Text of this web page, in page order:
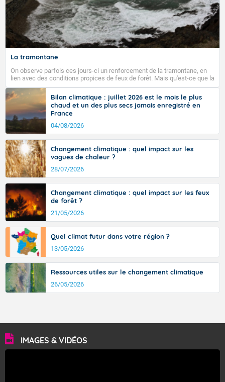
La tramontane
On observe parfois ces jours-ci un renforcement de la tramontane, en
lien avec des conditions propices de feux de forêt. Mais qu'est-ce que la
tramontane ? Quelles sont ses caractéristiques ? La tramontane est un
vent turbulent soufflant de secteur nord-ouest à nord, ou ouest à nord-
ouest, dans un secteur qui part du Roussillon à la vallée de l’Aude et à
l’ouest de l’Hérault. L’étymologie de ce vent vient du latin trasmontanus,
signifiant au-delà des monts, en allusion aux régions montagneuses
d’où provient ce vent.
Bilan climatique : juillet 2026 est le mois le plus
chaud et un des plus secs jamais enregistré en
France
04/08/2026
Changement climatique : quel impact sur les
vagues de chaleur ?
28/07/2026
Changement climatique : quel impact sur les feux
de forêt ?
21/05/2026
Quel climat futur dans votre région ?
13/05/2026
Ressources utiles sur le changement climatique
26/05/2026
IMAGES & VIDÉOS